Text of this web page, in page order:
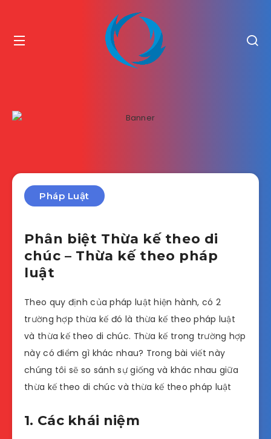
Pháp Luật
Phân biệt Thừa kế theo di
chúc – Thừa kế theo pháp
luật
Theo quy định của pháp luật hiện hành, có 2
trường hợp thừa kế đó là thừa kế theo pháp luật
và thừa kế theo di chúc. Thừa kế trong trường hợp
này có điểm gì khác nhau? Trong bài viết này
chúng tôi sẽ so sánh sự giống và khác nhau giữa
thừa kế theo di chúc và thừa kế theo pháp luật
1. Các khái niệm